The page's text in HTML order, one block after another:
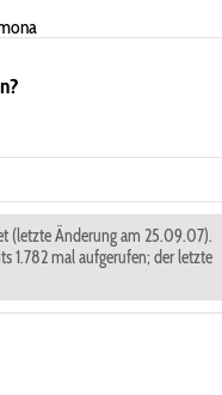
(letzte Änderung am 25.09.07).
1.782 mal aufgerufen; der letzte